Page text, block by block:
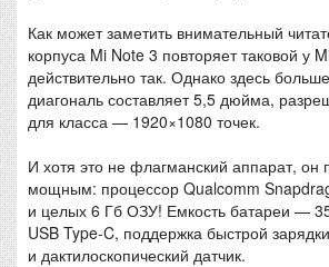
Как может заметить внимательный
корпуса Mi Note 3 повторяет таковой у
действительно так. Однако здесь
диагональ составляет 5,5 дюйма,
для класса — 1920×1080 точек.
И хотя это не флагманский аппарат, он
мощным: процессор Qualcomm
и целых 6 Гб ОЗУ! Емкость батареи —
USB Type-C, поддержка быстрой
и дактилоскопический датчик.